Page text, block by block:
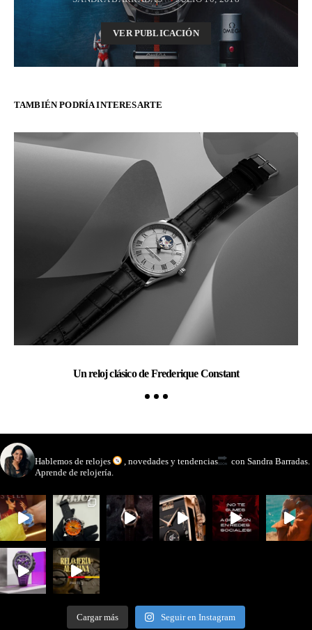
VER PUBLICACIÓN
TAMBIÉN PODRÍA INTERESARTE
Un reloj clásico de Frederique Constant
Hablemos de relojes , novedades y tendencias
con Sandra Barradas.
Aprende de relojería.
Cargar más Seguir en Instagram